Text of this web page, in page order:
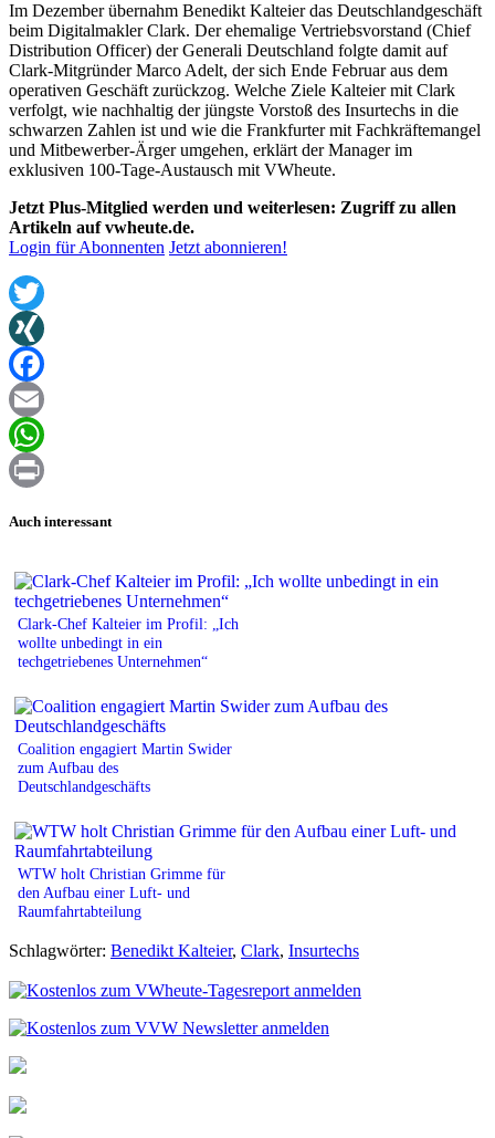
Im Dezember übernahm Benedikt Kalteier das Deutschlandgeschäft
beim Digitalmakler Clark. Der ehemalige Vertriebsvorstand (Chief
Distribution Officer) der Generali Deutschland folgte damit auf
Clark-Mitgründer Marco Adelt, der sich Ende Februar aus dem
operativen Geschäft zurückzog. Welche Ziele Kalteier mit Clark
verfolgt, wie nachhaltig der jüngste Vorstoß des Insurtechs in die
schwarzen Zahlen ist und wie die Frankfurter mit Fachkräftemangel
und Mitbewerber-Ärger umgehen, erklärt der Manager im
exklusiven 100-Tage-Austausch mit VWheute.
Jetzt Plus-Mitglied werden und weiterlesen: Zugriff zu allen
Artikeln auf vwheute.de.
Login für Abonnenten Jetzt abonnieren!
Twitter
XING
Facebook
Email
WhatsApp
Auch interessant
Clark-Chef Kalteier im Profil: „Ich
wollte unbedingt in ein
techgetriebenes Unternehmen“
Coalition engagiert Martin Swider
zum Aufbau des
Deutschlandgeschäfts
WTW holt Christian Grimme für
den Aufbau einer Luft- und
Raumfahrtabteilung
Schlagwörter: Benedikt Kalteier, Clark, Insurtechs